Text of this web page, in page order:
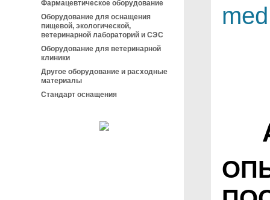
Фармацевтическое оборудование
Оборудование для оснащения
пищевой, экологической,
ветеринарной лабораторий и СЭС
Оборудование для ветеринарной
клиники
Другое оборудование и расходные
материалы
Стандарт оснащения